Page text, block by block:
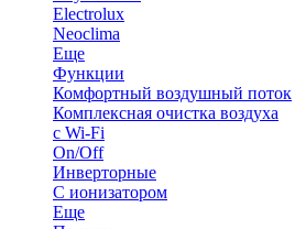
Electrolux
Neoclima
Еще
Функции
Комфортный воздушный поток
Комплексная очистка воздуха
с Wi-Fi
On/Off
Инверторные
С ионизатором
Еще